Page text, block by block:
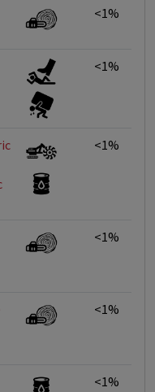
<1%
<1%
<1%
<1%
<1%
<1%